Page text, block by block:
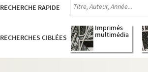
RECHERCHE RAPIDE
RECHERCHES CIBLÉES
Imprimés
multimédia